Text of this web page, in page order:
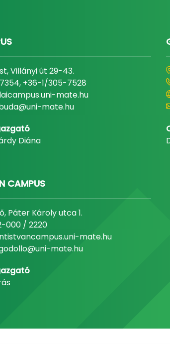
Villányi út 29-43.
+36-1/305-7528
mate.hu
mate.hu
Diána
CAMPUS
Páter Károly utca 1.
000 / 2220
mate.hu
mate.hu